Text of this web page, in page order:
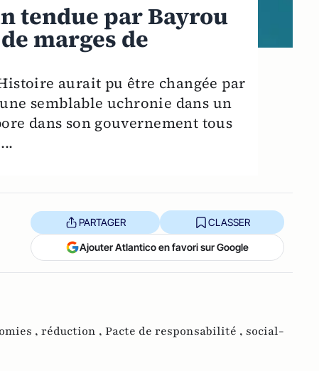
tendue par Bayrou
marges de
aurait pu être changée par
semblable uchronie dans un
dans son gouvernement tous
PARTAGER CLASSER
Ajouter Atlantico en favori sur Google
, réduction , Pacte de responsabilité , social-